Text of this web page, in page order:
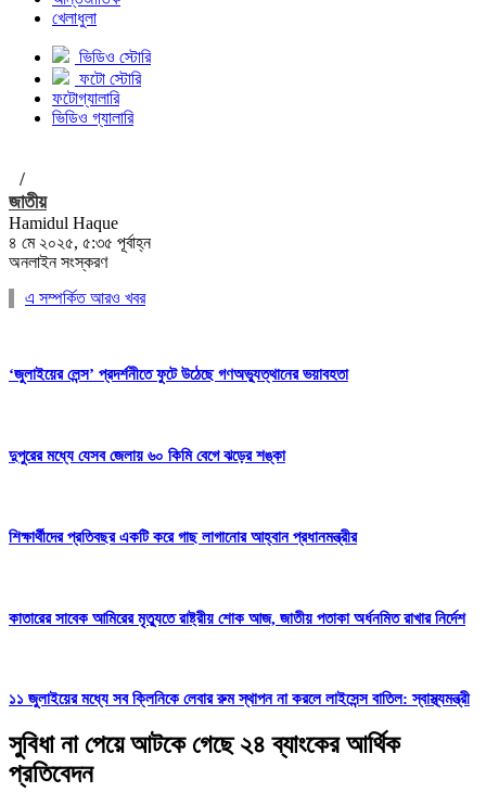
খেলাধুলা
ভিডিও স্টোরি
ফটো স্টোরি
ফটোগ্যালারি
ভিডিও গ্যালারি
/
জাতীয়
Hamidul Haque
৪ মে ২০২৫, ৫:৩৫ পূর্বাহ্ন
অনলাইন সংস্করণ
এ সম্পর্কিত আরও খবর
‘জুলাইয়ের লেন্স’ প্রদর্শনীতে ফুটে উঠেছে গণঅভ্যুত্থানের ভয়াবহতা
দুপুরের মধ্যে যেসব জেলায় ৬০ কিমি বেগে ঝড়ের শঙ্কা
শিক্ষার্থীদের প্রতিবছর একটি করে গাছ লাগানোর আহ্বান প্রধানমন্ত্রীর
কাতারের সাবেক আমিরের মৃত্যুতে রাষ্ট্রীয় শোক আজ, জাতীয় পতাকা অর্ধনমিত রাখার নির্দেশ
১১ জুলাইয়ের মধ্যে সব ক্লিনিকে লেবার রুম স্থাপন না করলে লাইসেন্স বাতিল: স্বাস্থ্যমন্ত্রী
সুবিধা না পেয়ে আটকে গেছে ২৪ ব্যাংকের আর্থিক
প্রতিবেদন